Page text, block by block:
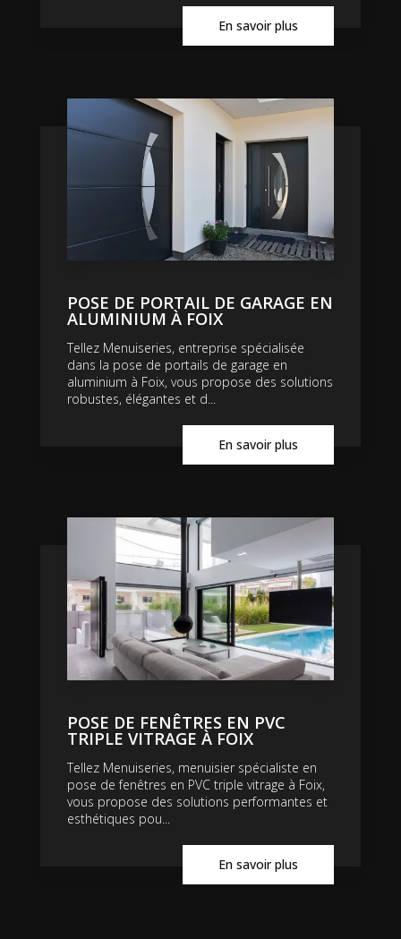
En savoir plus
POSE DE PORTAIL DE GARAGE EN
ALUMINIUM À FOIX
Tellez Menuiseries, entreprise spécialisée
dans la pose de portails de garage en
aluminium à Foix, vous propose des solutions
robustes, élégantes et d...
En savoir plus
POSE DE FENÊTRES EN PVC
TRIPLE VITRAGE À FOIX
Tellez Menuiseries, menuisier spécialiste en
pose de fenêtres en PVC triple vitrage à Foix,
vous propose des solutions performantes et
esthétiques pou...
En savoir plus